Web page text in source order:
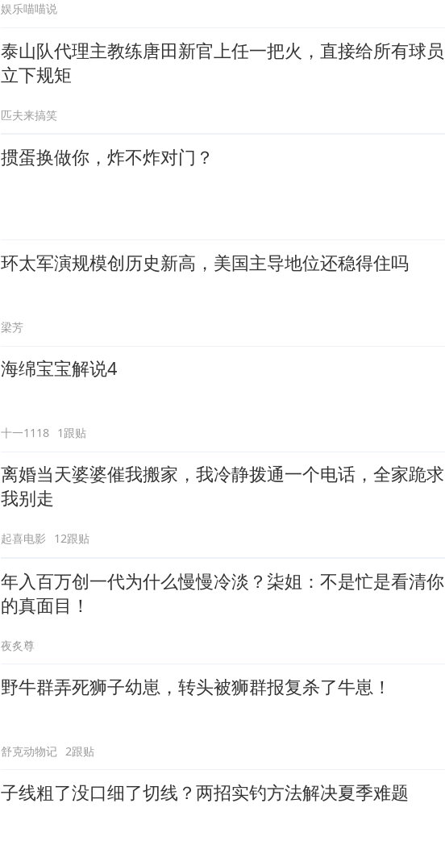
娱乐喵喵说
泰山队代理主教练唐田新官上任一把火，直接给所有球员
立下规矩
匹夫来搞笑
掼蛋换做你，炸不炸对门？
环太军演规模创历史新高，美国主导地位还稳得住吗
梁芳
海绵宝宝解说4
十一1118 1跟贴
离婚当天婆婆催我搬家，我冷静拨通一个电话，全家跪求
我别走
起喜电影 12跟贴
年入百万创一代为什么慢慢冷淡？柒姐：不是忙是看清你
的真面目！
夜炙尊
野牛群弄死狮子幼崽，转头被狮群报复杀了牛崽！
舒克动物记 2跟贴
子线粗了没口细了切线？两招实钓方法解决夏季难题